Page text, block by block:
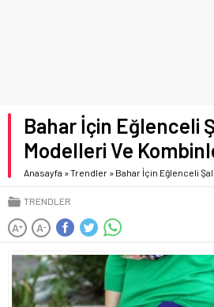
Bahar İçin Eğlenceli
Modelleri Ve
Anasayfa »Trendler » Bahar İçin Eğlenceli
TRENDLER
A+ A-